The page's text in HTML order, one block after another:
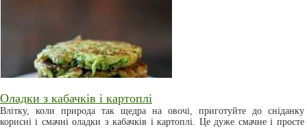
Оладки з кабачків і картоплі
Влітку, коли природа так щедра на овочі, приготуйте до сніданку
корисні і смачні оладки з кабачків і картоплі. Це дуже смачне і просте